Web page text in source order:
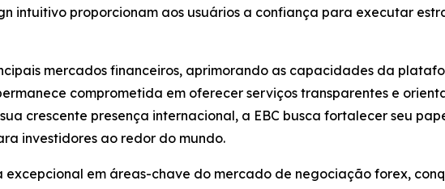
intuitivo proporcionam aos usuários a confiança para executar
mercados financeiros, aprimorando as capacidades da
comprometida em oferecer serviços transparentes e
crescente presença internacional, a EBC busca fortalecer seu
investidores ao redor do mundo.
excepcional em áreas-chave do mercado de negociação forex,